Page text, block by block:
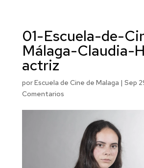
01-Escuela-de-
Málaga-Claudia-
actriz
porEscuela de Cine de Malaga | Sep
Comentarios